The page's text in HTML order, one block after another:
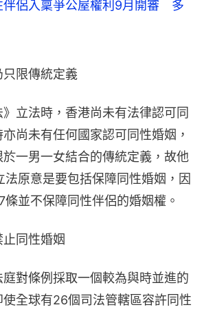
伴侶入稟爭公屋權利9月開審 多
限傳統定義
立法時，香港尚未有法律認可同
尚未有任何國家認可同性婚姻，
一男一女結合的傳統定義，故他
法原意是要包括保障同性婚姻，因
並不保障同性伴侶的婚姻權。
止同性婚姻
對條例採取一個較為與時並進的
全球有26個司法管轄區容許同性